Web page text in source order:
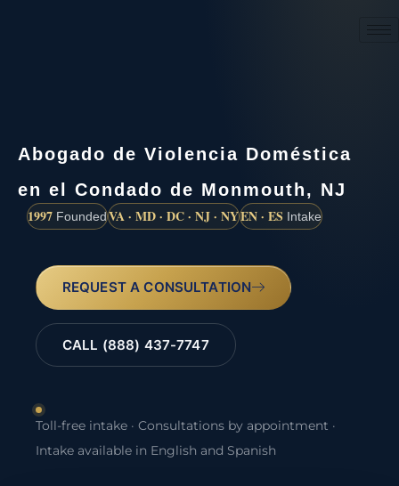
Abogado de Violencia Doméstica
en el Condado de Monmouth, NJ
1997 FoundedVA · MD · DC · NJ · NYEN · ES Intake
REQUEST A CONSULTATION
CALL (888) 437-7747
Toll-free intake · Consultations by appointment ·
Intake available in English and Spanish